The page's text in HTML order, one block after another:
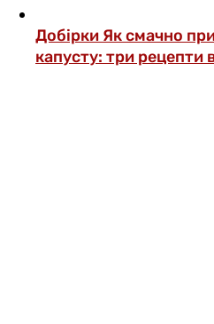
Добірки Як смачно
капусту: три рецепти